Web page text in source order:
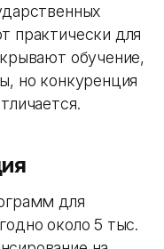
практически для
обучение,
но конкуренция
для
около 5 тыс.